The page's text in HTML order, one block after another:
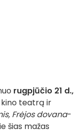
rugpjūčio 21 d.,
kino teatrą ir
Frėjos dovana-
šias mažas